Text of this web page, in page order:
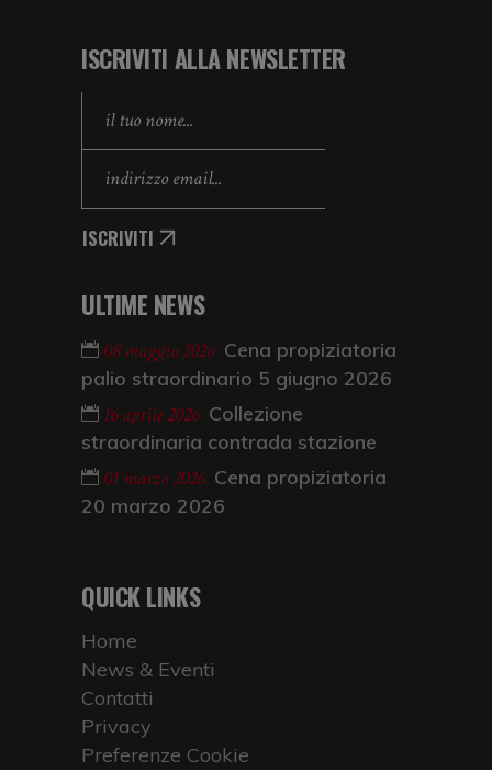
ISCRIVITI ALLA NEWSLETTER
ISCRIVITI
ULTIME NEWS
08 maggio 2026 Cena propiziatoria
palio straordinario 5 giugno 2026
16 aprile 2026 Collezione
straordinaria contrada stazione
01 marzo 2026 Cena propiziatoria
20 marzo 2026
QUICK LINKS
Home
News & Eventi
Contatti
Privacy
Preferenze Cookie